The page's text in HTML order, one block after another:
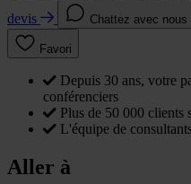
devis
Chattez avec nous
Favori
Depuis 30 ans, votre
conférenciers
Plus de 50 000 clients
L'équipe de
Aller à